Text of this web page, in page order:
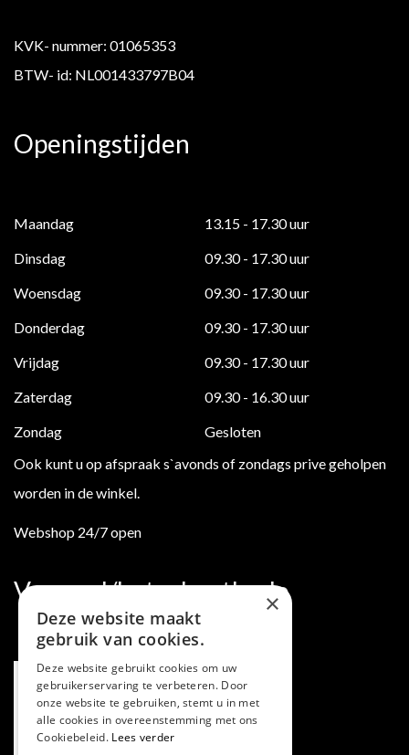
KVK- nummer: 01065353
BTW- id: NL001433797B04
Openingstijden
Maandag
13.15 - 17.30 uur
Dinsdag
09.30 - 17.30 uur
Woensdag
09.30 - 17.30 uur
Donderdag
09.30 - 17.30 uur
Vrijdag
09.30 - 17.30 uur
Zaterdag
09.30 - 16.30 uur
Zondag
Gesloten
Ook kunt u op afspraak s`avonds of zondags prive geholpen
worden in de winkel.
Webshop 24/7 open
Verzend/betaalmethode
×
Deze website maakt
gebruik van cookies.
Deze website gebruikt cookies om uw
gebruikerservaring te verbeteren. Door
onze website te gebruiken, stemt u in met
alle cookies in overeenstemming met ons
Cookiebeleid. Lees verder